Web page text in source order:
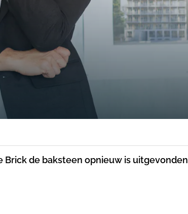
Brick de baksteen opnieuw is uitgevonden